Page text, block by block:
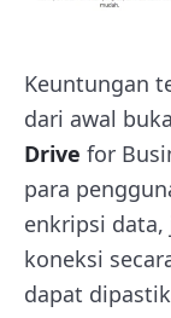
Keuntungan
dari awal
Drive for
para
enkripsi
koneksi
dapat